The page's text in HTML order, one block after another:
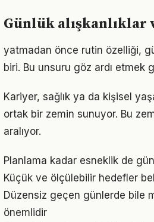
Günlük
yatmadan önce rutin özelliği,
biri. Bu unsuru göz ardı
Kariyer, sağlık ya da kişisel
ortak bir zemin sunuyor. Bu
aralıyor.
Planlama kadar esneklik de
Küçük ve ölçülebilir hedefler
Düzensiz geçen günlerde bile
önemlidir